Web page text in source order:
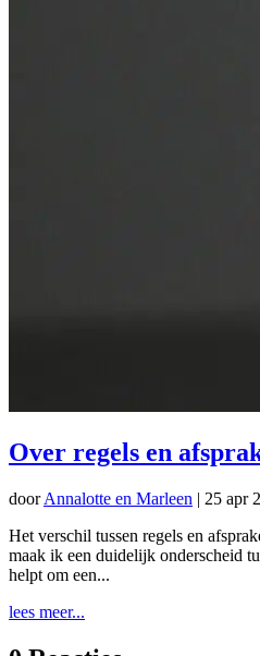
Over regels en
doorAnnalotte en Marleen | 25 apr
Het verschil tussen regels en
maak ik een duidelijk onderscheid
helpt om een...
lees meer...